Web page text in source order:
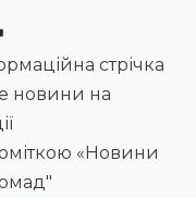
стрічка
новини на
«Новини